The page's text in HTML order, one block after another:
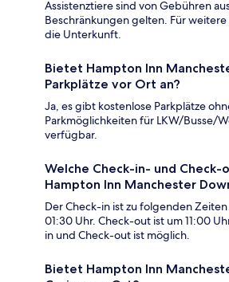
Assistenztiere sind von Gebühren
Beschränkungen gelten. Für
die Unterkunft.
Bietet Hampton Inn
Parkplätze vor Ort an?
Ja, es gibt kostenlose Parkplätze
Parkmöglichkeiten für LKW/Busse/
verfügbar.
Welche Check-in- und
Hampton Inn Manchester
Der Check-in ist zu folgenden
01:30 Uhr. Check-out ist um 11:00
in und Check-out ist möglich.
Bietet Hampton Inn